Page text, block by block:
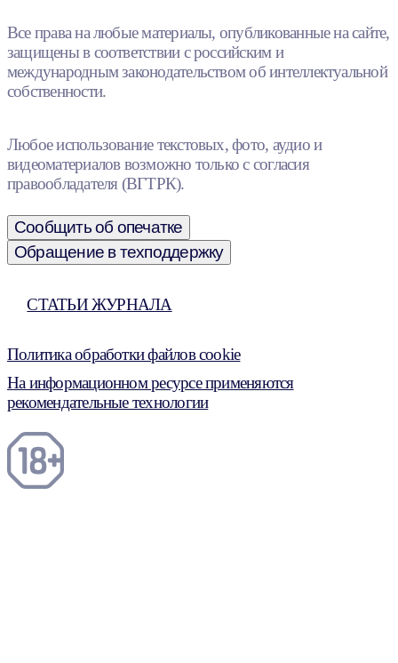
Все права на любые материалы, опубликованные на сайте,
защищены в соответствии с российским и
международным законодательством об интеллектуальной
собственности.
Любое использование текстовых, фото, аудио и
видеоматериалов возможно только с согласия
правообладателя (ВГТРК).
Сообщить об опечатке
Обращение в техподдержку
СТАТЬИ ЖУРНАЛА
Политика обработки файлов cookie
На информационном ресурсе применяются
рекомендательные технологии